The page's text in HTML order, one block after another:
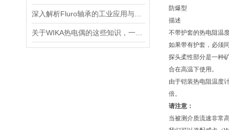
防爆型
描述
不带护套的热电阻温
如果带有护套，必须
探头柔性部分是一种
合在高温下使用。
由于铠装热电阻温度
倍。
请注意：
当被测介质流速非常